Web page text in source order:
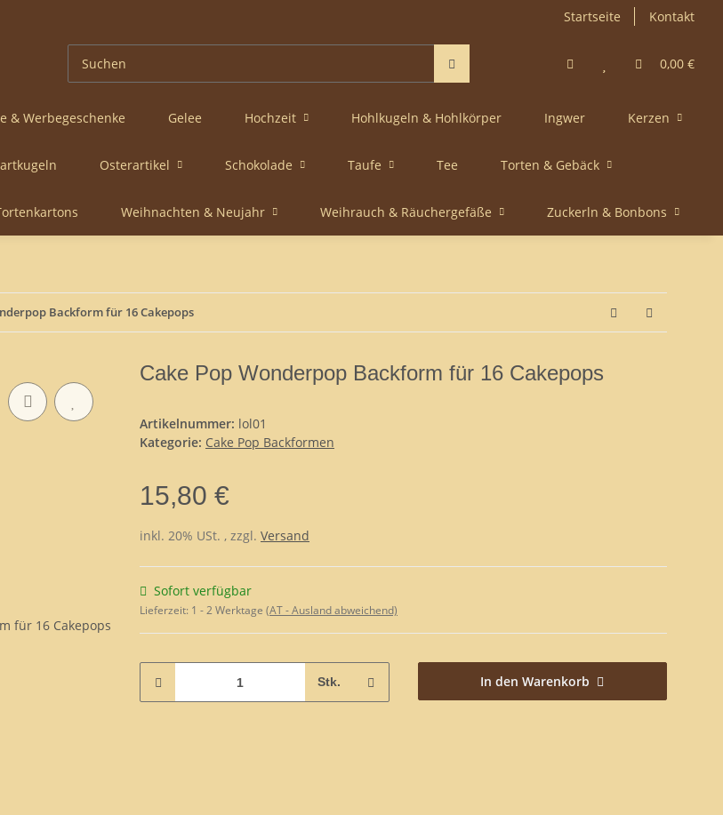
Startseite Kontakt
0,00 €
& Werbegeschenke Gelee Hochzeit Hohlkugeln & Hohlkörper Ingwer Kerzen
Osterartikel Schokolade Taufe Tee Torten & Gebäck
Weihnachten & Neujahr Weihrauch & Räuchergefäße Zuckerln & Bonbons
Backform für 16 Cakepops
Cake Pop Wonderpop Backform für 16 Cakepops
Artikelnummer: lol01
Kategorie: Cake Pop Backformen
15,80 €
inkl. 20% USt. , zzgl. Versand
Sofort verfügbar
Lieferzeit: 1 - 2 Werktage (AT - Ausland abweichend)
Stk. In den Warenkorb